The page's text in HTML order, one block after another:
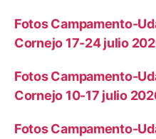
Fotos Campamento-
Cornejo 17-24 julio
Fotos Campamento-
Cornejo 10-17 julio
Fotos Campamento-